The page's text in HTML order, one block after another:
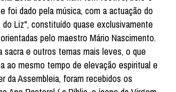
foi dado pela música, com a actuação do
Liz", constituído quase exclusivamente
pelo maestro Mário Nascimento.
sacra e outros temas mais leves, o que
ao mesmo tempo de elevação espiritual e
da Assembleia, foram recebidos os